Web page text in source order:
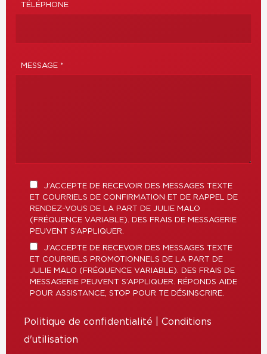
TÉLÉPHONE
MESSAGE *
J’ACCEPTE DE RECEVOIR DES MESSAGES TEXTE
ET COURRIELS DE CONFIRMATION ET DE RAPPEL DE
RENDEZ-VOUS DE LA PART DE JULIE MALO
(FRÉQUENCE VARIABLE). DES FRAIS DE MESSAGERIE
PEUVENT S’APPLIQUER.
J’ACCEPTE DE RECEVOIR DES MESSAGES TEXTE
ET COURRIELS PROMOTIONNELS DE LA PART DE
JULIE MALO (FRÉQUENCE VARIABLE). DES FRAIS DE
MESSAGERIE PEUVENT S’APPLIQUER. RÉPONDS AIDE
POUR ASSISTANCE, STOP POUR TE DÉSINSCRIRE.
Politique de confidentialité
Conditions
d'utilisation